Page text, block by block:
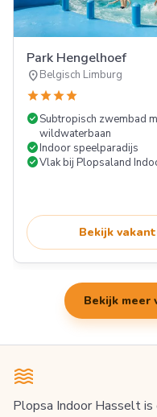
Park Hengelhoef
location_onBelgisch Limburg
starstarstarstar
check_circleSubtropisch zwembad
wildwaterbaan
check_circleIndoor speelparadijs
check_circleVlak bij Plopsaland
Bekijk
Bekijk meer
Plopsa Indoor Hasselt is